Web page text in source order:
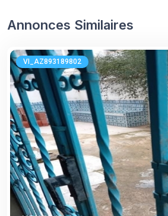
Annonces Similaires
VI_AZ893189802